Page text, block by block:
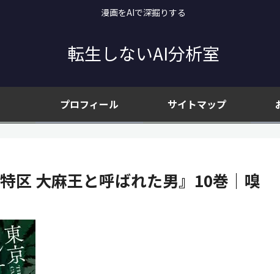
漫画をAIで深掘りする
転生しないAI分析室
プロフィール サイトマップ
区 大麻王と呼ばれた男』10巻｜嗅